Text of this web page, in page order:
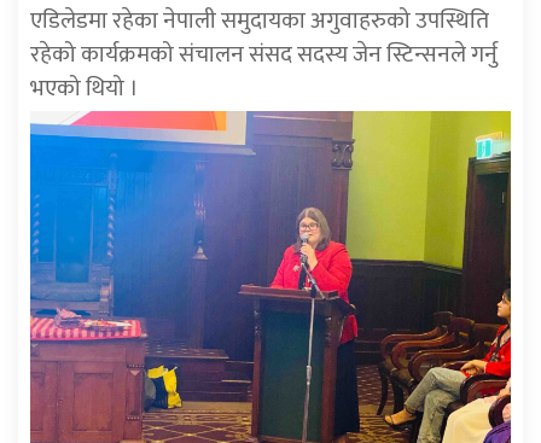
एडिलेडमा रहेका नेपाली समुदायका अगुवाहरुको उपस्थिति
रहेको कार्यक्रमको संचालन संसद सदस्य जेन स्टिन्सनले गर्नु
भएको थियो ।